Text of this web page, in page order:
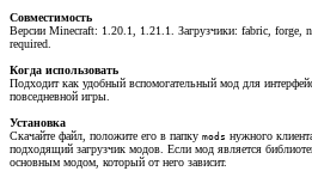
Совместимость
Версии Minecraft: 1.20.1, 1.21.1. Загрузчики: fabric, forge,
required.
Когда использовать
Подходит как удобный вспомогательный мод для
повседневной игры.
Установка
Скачайте файл, положите его в папку mods нужного
подходящий загрузчик модов. Если мод является
основным модом, который от него зависит.